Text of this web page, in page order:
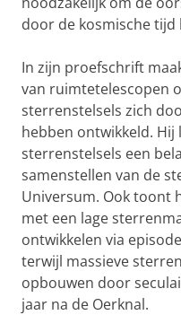
door de kosmische
In zijn proefschrift
van ruimtetelescopen
sterrenstelsels zich
hebben ontwikkeld.
sterrenstelsels een
samenstellen van de
Universum. Ook toont
met een lage
ontwikkelen via
terwijl massieve
opbouwen door
jaar na de Oerknal.